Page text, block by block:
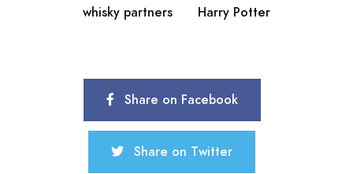
whisky partners
Harry Potter
Share on Facebook
Share on Twitter